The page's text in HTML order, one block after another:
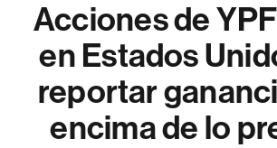
Acciones de
en Estados
reportar
encima de lo